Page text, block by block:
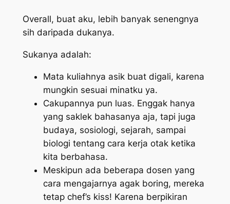
Overall, buat aku, lebih banyak senengnya
sih daripada dukanya.
Sukanya adalah:
Mata kuliahnya asik buat digali, karena
mungkin sesuai minatku ya.
Cakupannya pun luas. Enggak hanya
yang saklek bahasanya aja, tapi juga
budaya, sosiologi, sejarah, sampai
biologi tentang cara kerja otak ketika
kita berbahasa.
Meskipun ada beberapa dosen yang
cara mengajarnya agak boring, mereka
tetap chef’s kiss! Karena berpikiran